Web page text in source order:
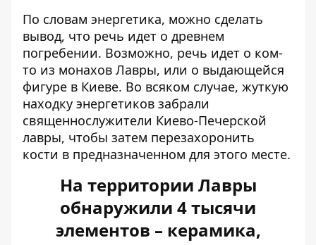
По словам энергетика, можно сделать
вывод, что речь идет о древнем
погребении. Возможно, речь идет о ком-
то из монахов Лавры, или о выдающейся
фигуре в Киеве. Во всяком случае, жуткую
находку энергетиков забрали
священнослужители Киево-Печерской
лавры, чтобы затем перезахоронить
кости в предназначенном для этого месте.
На территории Лавры
обнаружили 4 тысячи
элементов – керамика,